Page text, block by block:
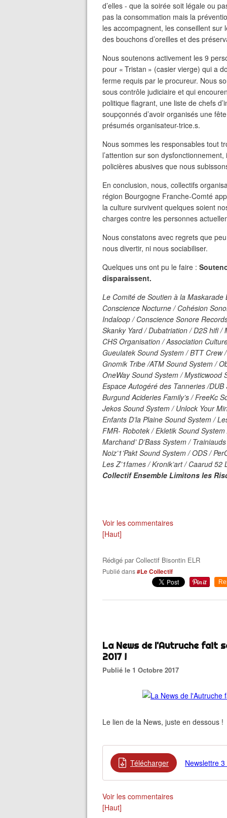
d’elles - que la soirée soit légale ou
pas la consommation mais la
les accompagnent, les conseillent
des bouchons d’oreilles et des
Nous soutenons activement les 9
pour « Tristan » (casier vierge) qui a
ferme requis par le procureur. Nous
sous contrôle judiciaire et qui
politique flagrant, une liste de chefs
soupçonnés d’avoir organisés une
présumés organisateur-trice.s.
Nous sommes les responsables tout
l’attention sur son
policières abusives que nous
En conclusion, nous, collectifs
région Bourgogne Franche-Comté
la culture survivent quelques soient
charges contre les personnes
Nous constatons avec regrets que
nous divertir, ni nous sociabiliser.
Quelques uns ont pu le faire :
disparaissent.
Le Comité de Soutien à la
Conscience Nocturne / Cohésion
Indaloop / Conscience Sonore
Skanky Yard / Dubatriation /D2Shifi /
CHSOrganisation / Association
Gueulatek Sound System /BTTCrew /
Gnomik Tribe /ATM Sound System /
OneWay Sound System / Mysticwood
Espace Autogéré des Tanneries /DUB
Burgund Acideries Family’s / FreeKc
Jekos Sound System / Unlock Your
Enfants D’la Plaine Sound System /
FMR- Robotek / Ekletik Sound
Marchand’ D’Bass System /
Noiz’1’Pakt Sound System /ODS/
Les Z’1fames / Kronik’art / Caarud 52
Collectif Ensemble Limitons les
Voir les commentaires
[Haut]
Rédigé parCollectif Bisontin ELR
Publié dans#Le Collectif
La News de l'Autruche fait
2017 !
Publié le 1 Octobre 2017
Le lien de la News, juste en dessous !
Télécharger Newslettre
Voir les commentaires
[Haut]